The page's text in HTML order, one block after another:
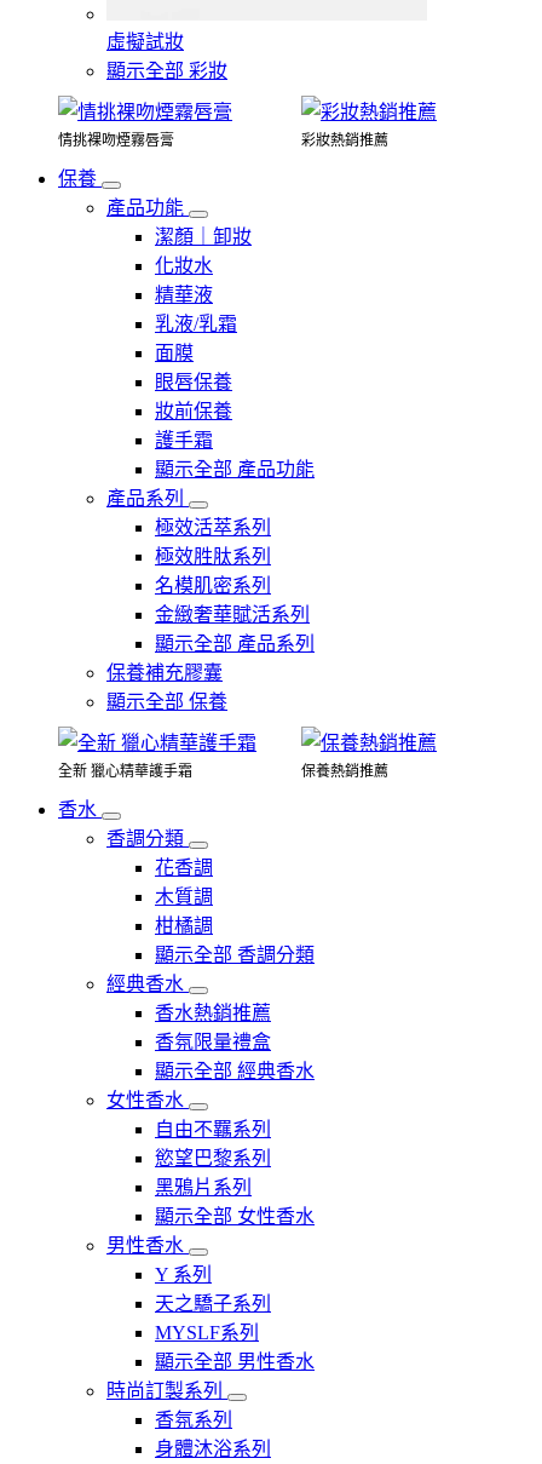
虛擬試妝
顯示全部 彩妝
情挑裸吻煙霧唇膏 彩妝熱銷推薦
保養
產品功能
潔顏｜卸妝
化妝水
精華液
乳液/乳霜
面膜
眼唇保養
妝前保養
護手霜
顯示全部 產品功能
產品系列
極效活萃系列
極效胜肽系列
名模肌密系列
金緻奢華賦活系列
顯示全部 產品系列
保養補充膠囊
顯示全部 保養
全新 獵心精華護手霜 保養熱銷推薦
香水
香調分類
花香調
木質調
柑橘調
顯示全部 香調分類
經典香水
香水熱銷推薦
香氛限量禮盒
顯示全部 經典香水
女性香水
自由不羈系列
慾望巴黎系列
黑鴉片系列
顯示全部 女性香水
男性香水
Y 系列
天之驕子系列
MYSLF系列
顯示全部 男性香水
時尚訂製系列
香氛系列
身體沐浴系列